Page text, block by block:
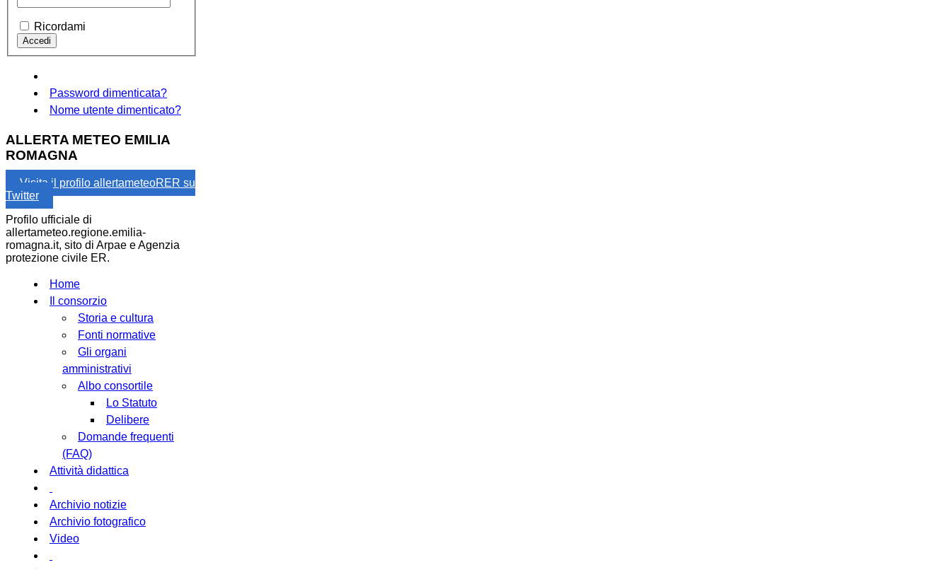
Ricordami
Password dimenticata?
Nome utente dimenticato?
ALLERTA METEO EMILIA
ROMAGNA
Visita il profilo allertameteoRER su
Twitter
Profilo ufficiale di
allertameteo.regione.emilia-
romagna.it, sito di Arpae e Agenzia
protezione civile ER.
Home
Il consorzio
Storia e cultura
Fonti normative
Gli organi
amministrativi
Albo consortile
Lo Statuto
Delibere
Domande frequenti
(FAQ)
Attività didattica
Archivio notizie
Archivio fotografico
Video